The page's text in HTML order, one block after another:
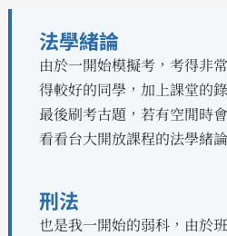
法學緒論
由於一開始模擬考，考得非
得較好的同學，加上課堂的
最後刷考古題，若有空閒時
看看台大開放課程的法學緒
刑法
也是我一開始的弱科，由於